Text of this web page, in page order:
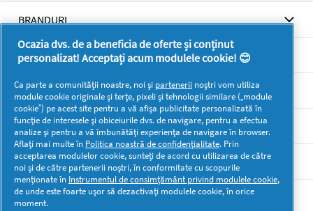
BRANDURI
BRANDURI
SUPORT
SECŢIUNI
DOCUMENTE LEGALE DETERGENTI SA
Mai multă inspirație
Ocazia dvs. de a beneficia de oferte și conținut
personalizat! Acceptați acum modulele cookie! 😊
Ca parte a comunității noastre, noi și partenerii noștri vom utiliza
module cookie originale și terțe, pixeli și tehnologii similare („module
cookie”) pe acest site pentru a vă afișa publicitate personalizată în
funcție de interesele și obiceiurile dvs. de navigare, pentru a efectua
analize și pentru a vă îmbunătăți experiența de navigare în browser.
Aflați mai multe în Politica noastră de confidențialitate. Prin
acceptarea modulelor cookie, sunteți de acord cu utilizarea de către
noi și de către partenerii noștri, în conformitate cu scopurile
menționate în Instrumentul de consimțământ privind modulele cookie,
de unde este foarte ușor să dezactivați modulele cookie, în orice
moment.